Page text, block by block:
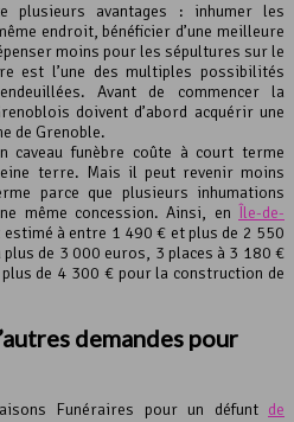
plusieurs avantages : inhumer les
endroit, bénéficier d’une meilleure
moins pour les sépultures sur le
est l’une des multiples possibilités
Avant de commencer la
doivent d’abord acquérir une
de Grenoble.
caveau funèbre coûte à court terme
terre. Mais il peut revenir moins
parce que plusieurs inhumations
même concession. Ainsi, en Île-de-
estimé à entre 1 490 € et plus de 2 550
de 3 000 euros, 3 places à 3 180 €
de 4 300 € pour la construction de
demandes pour
Funéraires pour un défunt de